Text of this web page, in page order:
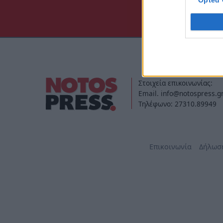
Στοιχεία επικοινωνίας:
Email. info@notospress.gr
Τηλέφωνο: 27310.89949
Επικοινωνία